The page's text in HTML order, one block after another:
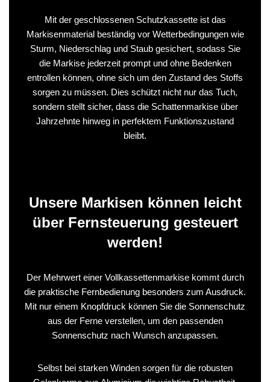
Mit der geschlossenen Schutzkassette ist das
Markisenmaterial beständig vor Wetterbedingungen wie
Sturm, Niederschlag und Staub gesichert, sodass Sie
die Markise jederzeit prompt und ohne Bedenken
entrollen können, ohne sich um den Zustand des Stoffs
sorgen zu müssen. Dies schützt nicht nur das Tuch,
sondern stellt sicher, dass die Schattenmarkise über
Jahrzehnte hinweg in perfektem Funktionszustand
bleibt.
Unsere Markisen können leicht
über Fernsteuerung gesteuert
werden!
Der Mehrwert einer Vollkassettenmarkise kommt durch
die praktische Fernbedienung besonders zum Ausdruck.
Mit nur einem Knopfdruck können Sie die Sonnenschutz
aus der Ferne verstellen, um den passenden
Sonnenschutz nach Wunsch anzupassen.
Selbst bei starken Winden sorgen für die robusten